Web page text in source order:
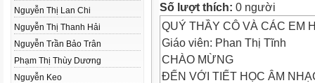
Nguyễn Thị Lan Chi
Nguyễn Thị Thanh Hải
Nguyễn Trần Bảo Trân
Phạm Thị Thùy Dương
Nguyễn Keo
Số lượt thích: 0 người
QUÝ THẦY CÔ VÀ CÁC EM
Giáo viên: Phan Thị Tĩnh
CHÀO MỪNG
ĐẾN VỚI TIẾT HỌC ÂM